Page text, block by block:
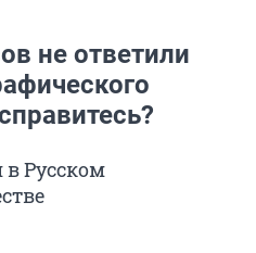
не ответили
Русском